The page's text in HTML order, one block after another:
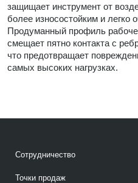
защищает инструмент от
более износостойким и легко
Продуманный профиль
смещает пятно контакта с
что предотвращает
самых высоких нагрузках.
Сотрудничество
Точки продаж